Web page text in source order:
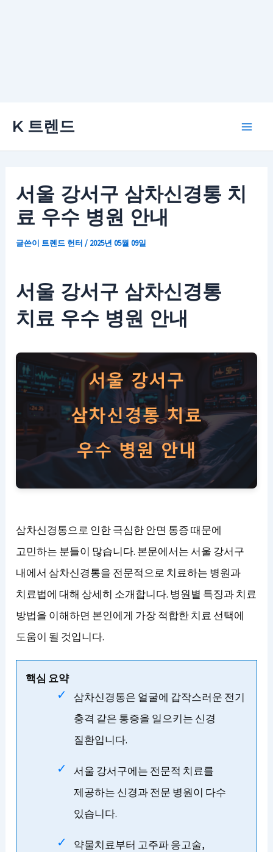
K 트렌드
서울 강서구 삼차신경통 치
료 우수 병원 안내
글쓴이 트렌드 헌터/ 2025년 05월 09일
서울 강서구 삼차신경통
치료 우수 병원 안내
삼차신경통으로 인한 극심한 안면 통증 때문에
고민하는 분들이 많습니다. 본문에서는 서울 강서구
내에서 삼차신경통을 전문적으로 치료하는 병원과
치료법에 대해 상세히 소개합니다. 병원별 특징과 치료
방법을 이해하면 본인에게 가장 적합한 치료 선택에
도움이 될 것입니다.
핵심 요약
삼차신경통은 얼굴에 갑작스러운 전기
충격 같은 통증을 일으키는 신경
질환입니다.
서울 강서구에는 전문적 치료를
제공하는 신경과 전문 병원이 다수
있습니다.
약물치료부터 고주파 응고술,